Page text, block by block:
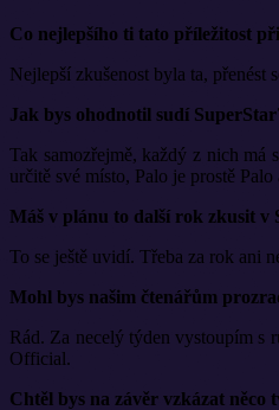
Co nejlepšího ti tato příležitost
Nejlepší zkušenost byla ta, přenést
Jak bys ohodnotil sudí
Tak samozřejmě, každý z nich
určitě své místo, Palo je prostě
Máš v plánu to další rok zkusit v
To se ještě uvidí. Třeba za rok ani
Mohl bys našim čtenářům
Rád. Za necelý týden vystoupím s
Official.
Chtěl bys na závěr vzkázat něco